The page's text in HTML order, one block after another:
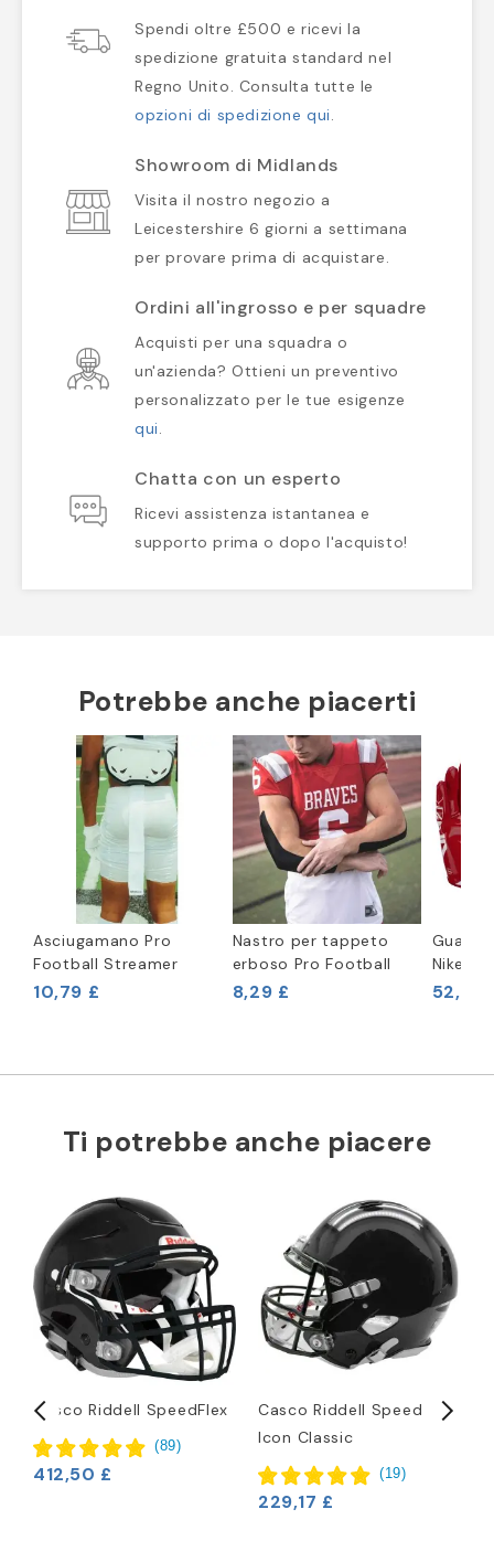
Spendi oltre £500 e ricevi la
spedizione gratuita standard nel
Regno Unito. Consulta tutte le
opzioni di spedizione qui.
Showroom di Midlands
Visita il nostro negozio a
Leicestershire 6 giorni a settimana
per provare prima di acquistare.
Ordini all'ingrosso e per squadre
Acquisti per una squadra o
un'azienda? Ottieni un preventivo
personalizzato per le tue esigenze
qui.
Chatta con un esperto
Ricevi assistenza istantanea e
supporto prima o dopo l'acquisto!
Potrebbe anche piacerti
Asciugamano Pro
Football Streamer
10,79 £
Nastro per tappeto
erboso Pro Football
8,29 £
Guanti
Nike
52,46
Ti potrebbe anche piacere
Casco Riddell SpeedFlex
(89)
412,50 £
Casco Riddell Speed
Icon Classic
(19)
229,17 £